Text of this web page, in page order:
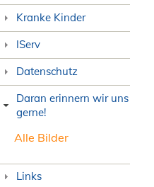
Kranke Kinder
IServ
Datenschutz
Daran erinnern wir uns
gerne!
Alle Bilder
Links